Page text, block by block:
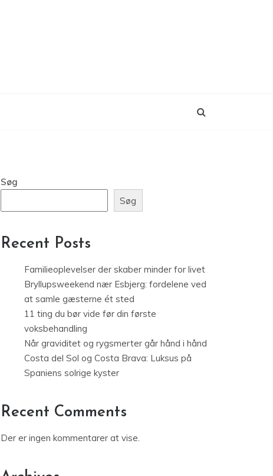
Søg
Søg
Recent Posts
Familieoplevelser der skaber minder for livet
Bryllupsweekend nær Esbjerg: fordelene ved
at samle gæsterne ét sted
11 ting du bør vide før din første
voksbehandling
Når graviditet og rygsmerter går hånd i hånd
Costa del Sol og Costa Brava: Luksus på
Spaniens solrige kyster
Recent Comments
Der er ingen kommentarer at vise.